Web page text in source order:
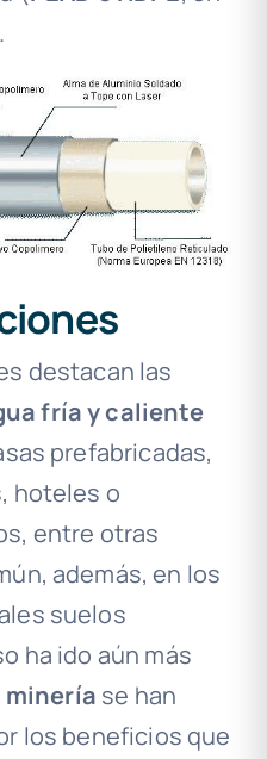
destacan las
fría y caliente
prefabricadas,
hoteles o
entre otras
además, en los
suelos
ha ido aún más
minería se han
los beneficios que